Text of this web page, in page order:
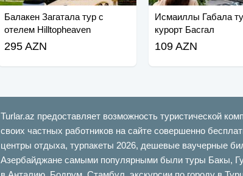
Балакен Загатала тур с
отелем Hilltopheaven
295 AZN
Исмаиллы Габала
курорт Басгал
109 AZN
Turlar.az предоставляет возможность туристической
своих частных работников на сайте совершенно
центры отдыха, турпакеты 2026, дешевые ваучерные
Азербайджане самыми популярными были туры Бакы,